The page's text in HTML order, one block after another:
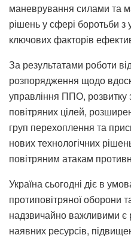
маневрування силами та
рішень у сфері боротьби
ключових факторів
За результатами роботи
розпорядження щодо
управління ППО, розвитку
повітряних цілей,
груп перехоплення та
нових технологічних
повітряним атакам
Україна сьогодні діє в
протиповітряної оборони
надзвичайно важливими є
наявних ресурсів,